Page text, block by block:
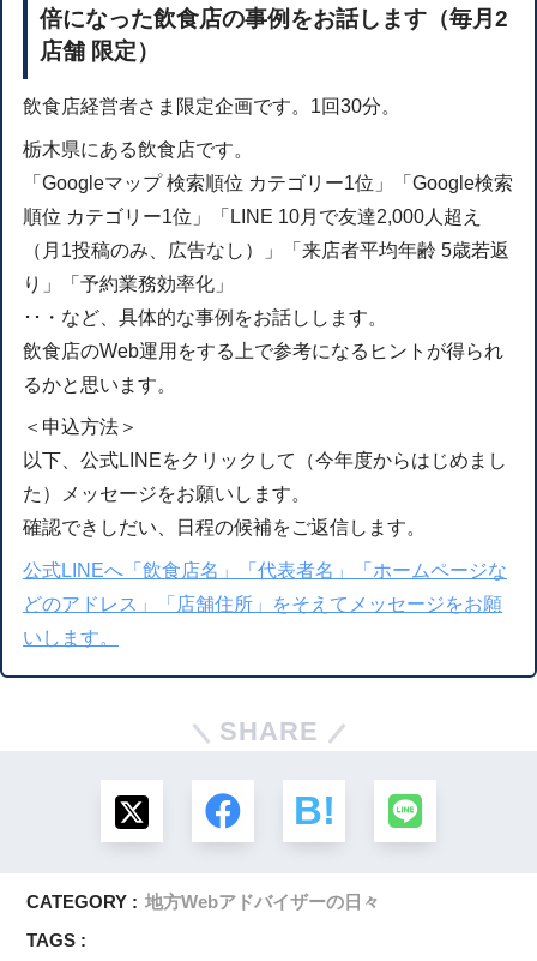
倍になった飲食店の事例をお話します（毎月2
店舗 限定）
飲食店経営者さま限定企画です。1回30分。
栃木県にある飲食店です。
「Googleマップ 検索順位 カテゴリー1位」「Google検索
順位 カテゴリー1位」「LINE 10月で友達2,000人超え
（月1投稿のみ、広告なし）」「来店者平均年齢 5歳若返
り」「予約業務効率化」
･･・など、具体的な事例をお話しします。
飲食店のWeb運用をする上で参考になるヒントが得られ
るかと思います。
＜申込方法＞
以下、公式LINEをクリックして（今年度からはじめまし
た）メッセージをお願いします。
確認できしだい、日程の候補をご返信します。
公式LINEへ「飲食店名」「代表者名」「ホームページな
どのアドレス」「店舗住所」をそえてメッセージをお願
いします。
SHARE
CATEGORY : 地方Webアドバイザーの日々
TAGS :